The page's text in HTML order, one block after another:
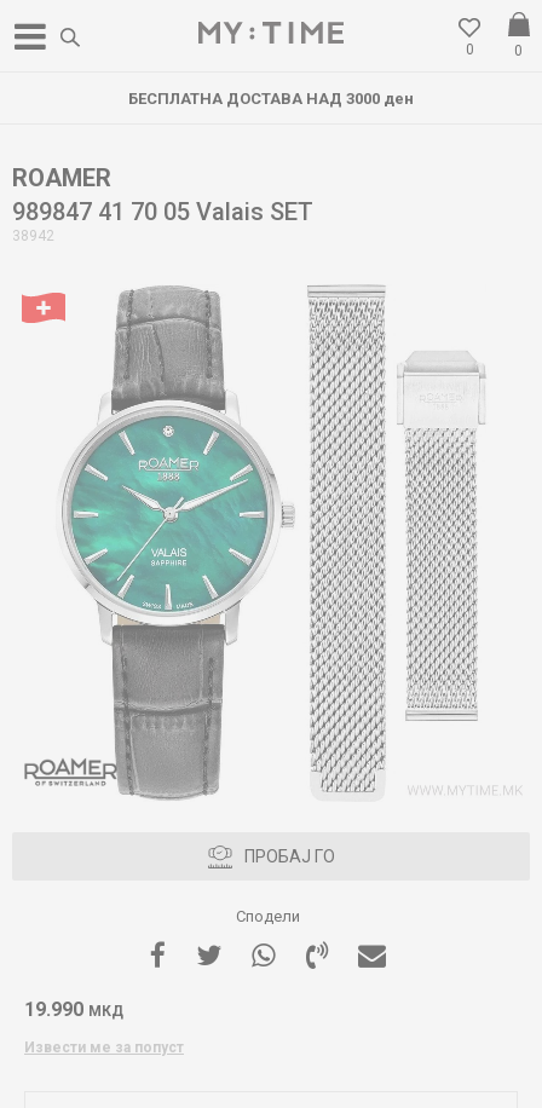
0
0
БЕСПЛАТНА ДОСТАВА НАД 3000 ден
ROAMER
989847 41 70 05 Valais SET
38942
ПРОБАЈ ГО
Сподели
19.990 МКД
Извести ме за попуст